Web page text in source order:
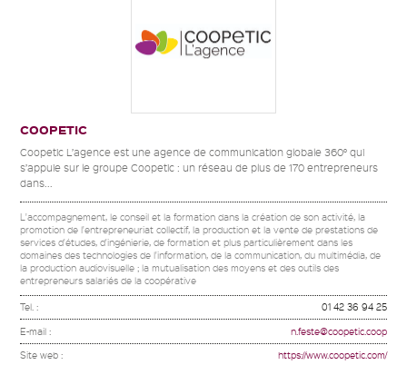
COOPETIC
Coopetic L’agence est une agence de communication globale 360° qui
s’appuie sur le groupe Coopetic : un réseau de plus de 170 entrepreneurs
dans...
L'accompagnement, le conseil et la formation dans la création de son activité, la
promotion de l'entrepreneuriat collectif, la production et la vente de prestations de
services d'études, d'ingénierie, de formation et plus particulièrement dans les
domaines des technologies de l'information, de la communication, du multimédia, de
la production audiovisuelle ; la mutualisation des moyens et des outils des
entrepreneurs salariés de la coopérative
Tel. : 01 42 36 94 25
E-mail : n.feste@coopetic.coop
Site web : https://www.coopetic.com/